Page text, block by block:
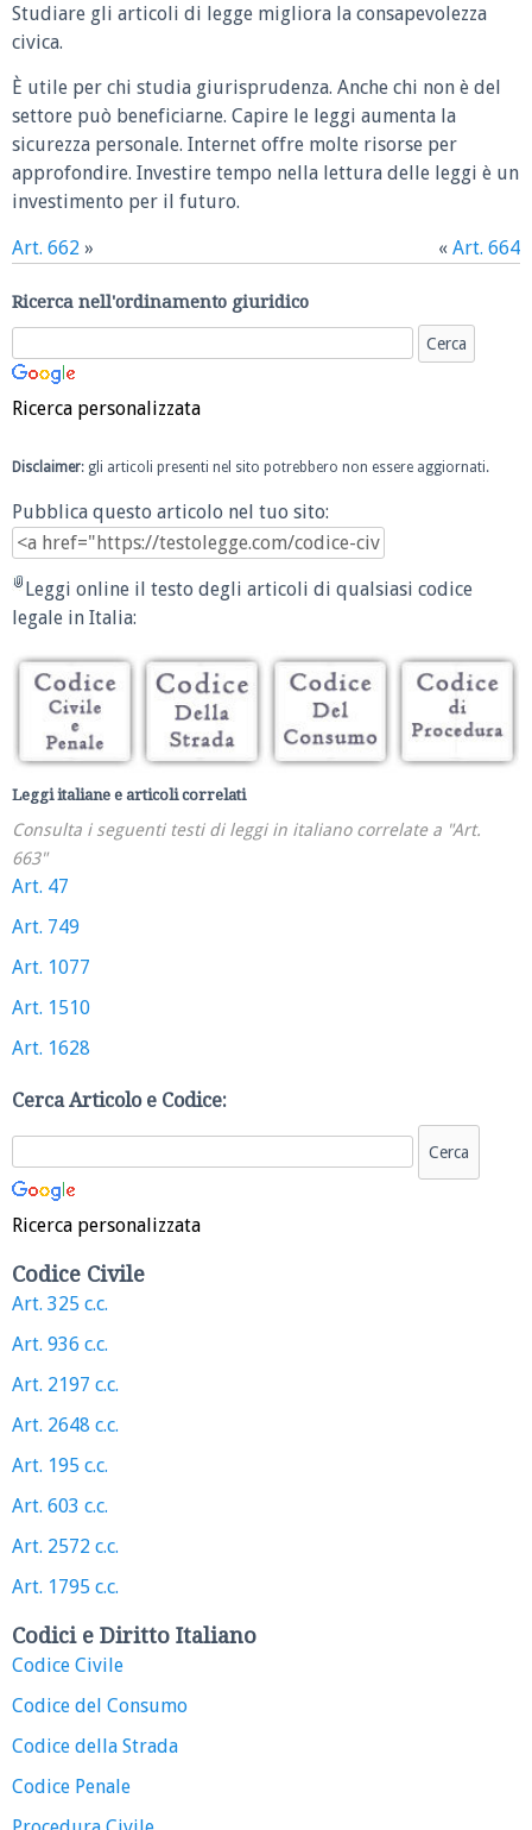
Studiare gli articoli di legge migliora la consapevolezza
civica.
È utile per chi studia giurisprudenza. Anche chi non è del
settore può beneficiarne. Capire le leggi aumenta la
sicurezza personale. Internet offre molte risorse per
approfondire. Investire tempo nella lettura delle leggi è un
investimento per il futuro.
Art. 662 » « Art. 664
Ricerca nell'ordinamento giuridico
Ricerca personalizzata
Disclaimer: gli articoli presenti nel sito potrebbero non essere aggiornati.
Pubblica questo articolo nel tuo sito:
Leggi online il testo degli articoli di qualsiasi codice
legale in Italia:
Leggi italiane e articoli correlati
Consulta i seguenti testi di leggi in italiano correlate a "Art.
663"
Art. 47
Art. 749
Art. 1077
Art. 1510
Art. 1628
Cerca Articolo e Codice:
Ricerca personalizzata
Codice Civile
Art. 325 c.c.
Art. 936 c.c.
Art. 2197 c.c.
Art. 2648 c.c.
Art. 195 c.c.
Art. 603 c.c.
Art. 2572 c.c.
Art. 1795 c.c.
Codici e Diritto Italiano
Codice Civile
Codice del Consumo
Codice della Strada
Codice Penale